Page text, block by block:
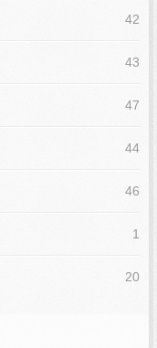
42
43
47
44
46
1
20